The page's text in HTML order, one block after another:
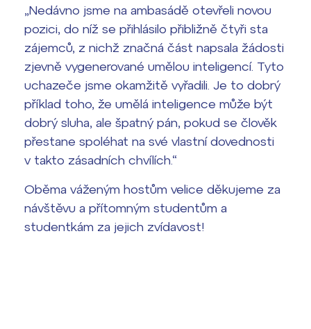
„Nedávno jsme na ambasádě otevřeli novou
pozici, do níž se přihlásilo přibližně čtyři sta
zájemců, z nichž značná část napsala žádosti
zjevně vygenerované umělou inteligencí. Tyto
uchazeče jsme okamžitě vyřadili. Je to dobrý
příklad toho, že umělá inteligence může být
dobrý sluha, ale špatný pán, pokud se člověk
přestane spoléhat na své vlastní dovednosti
v takto zásadních chvílích.“
Oběma váženým hostům velice děkujeme za
návštěvu a přítomným studentům a
studentkám za jejich zvídavost!